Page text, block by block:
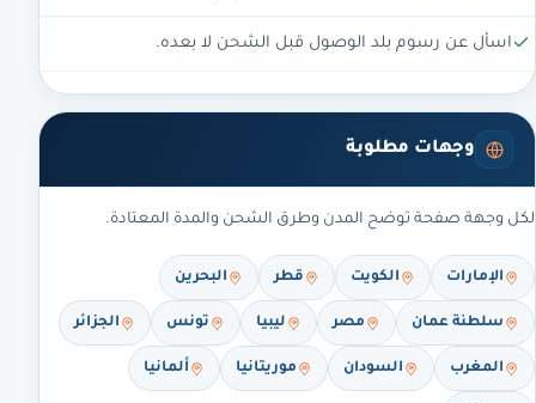
اسأل عن رسوم بلد الوصول قبل الشحن لا بعده.
وجهات مطلوبة
لكل وجهة صفحة توضح المدن وطرق الشحن والمدة المعتادة.
الإمارات الكويت قطر البحرين
سلطنة عمان مصر ليبيا تونس الجزائر
المغرب السودان موريتانيا ألمانيا